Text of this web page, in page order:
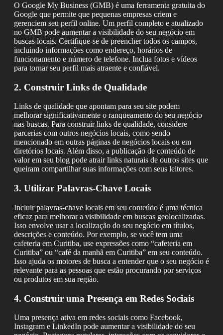
O Google My Business (GMB) é uma ferramenta gratuita do
Google que permite que pequenas empresas criem e
gerenciem seu perfil online. Um perfil completo e atualizado
no GMB pode aumentar a visibilidade do seu negócio em
buscas locais. Certifique-se de preencher todos os campos,
incluindo informações como endereço, horários de
funcionamento e número de telefone. Inclua fotos e vídeos
para tornar seu perfil mais atraente e confiável.
2. Construir Links de Qualidade
Links de qualidade que apontam para seu site podem
melhorar significativamente o ranqueamento do seu negócio
nas buscas. Para construir links de qualidade, considere
parcerias com outros negócios locais, como sendo
mencionado em outras páginas de negócios locais ou em
diretórios locais. Além disso, a publicação de conteúdo de
valor em seu blog pode atrair links naturais de outros sites que
queiram compartilhar suas informações com seus leitores.
3. Utilizar Palavras-Chave Locais
Incluir palavras-chave locais em seu conteúdo é uma técnica
eficaz para melhorar a visibilidade em buscas geolocalizadas.
Isso envolve usar a localização do seu negócio em títulos,
descrições e conteúdo. Por exemplo, se você tem uma
cafeteria em Curitiba, use expressões como “cafeteria em
Curitiba” ou “café da manhã em Curitiba” em seu conteúdo.
Isso ajuda os motores de busca a entender que o seu negócio é
relevante para as pessoas que estão procurando por serviços
ou produtos em sua região.
4. Construir uma Presença em Redes Sociais
Uma presença ativa em redes sociais como Facebook,
Instagram e LinkedIn pode aumentar a visibilidade do seu